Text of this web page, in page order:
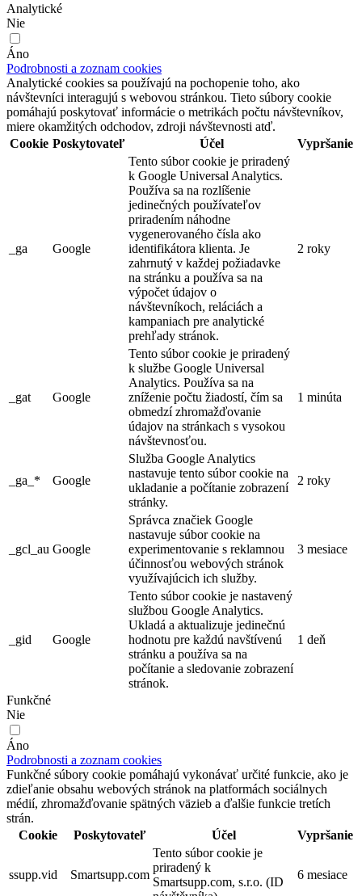
Analytické
Nie
Áno
Podrobnosti a zoznam cookies
Analytické cookies sa používajú na pochopenie toho, ako
návštevníci interagujú s webovou stránkou. Tieto súbory cookie
pomáhajú poskytovať informácie o metrikách počtu návštevníkov,
miere okamžitých odchodov, zdroji návštevnosti atď.
Cookie Poskytovateľ Účel Vypršanie
_ga Google
Tento súbor cookie je priradený
k Google Universal Analytics.
Používa sa na rozlíšenie
jedinečných používateľov
priradením náhodne
vygenerovaného čísla ako
identifikátora klienta. Je
zahrnutý v každej požiadavke
na stránku a používa sa na
výpočet údajov o
návštevníkoch, reláciách a
kampaniach pre analytické
prehľady stránok.
2 roky
_gat Google
Tento súbor cookie je priradený
k službe Google Universal
Analytics. Používa sa na
zníženie počtu žiadostí, čím sa
obmedzí zhromažďovanie
údajov na stránkach s vysokou
návštevnosťou.
1 minúta
_ga_* Google
Služba Google Analytics
nastavuje tento súbor cookie na
ukladanie a počítanie zobrazení
stránky.
2 roky
_gcl_au Google
Správca značiek Google
nastavuje súbor cookie na
experimentovanie s reklamnou
účinnosťou webových stránok
využívajúcich ich služby.
3 mesiace
_gid Google
Tento súbor cookie je nastavený
službou Google Analytics.
Ukladá a aktualizuje jedinečnú
hodnotu pre každú navštívenú
stránku a používa sa na
počítanie a sledovanie zobrazení
stránok.
1 deň
Funkčné
Nie
Áno
Podrobnosti a zoznam cookies
Funkčné súbory cookie pomáhajú vykonávať určité funkcie, ako je
zdieľanie obsahu webových stránok na platformách sociálnych
médií, zhromažďovanie spätných väzieb a ďalšie funkcie tretích
strán.
Cookie
Poskytovateľ Účel Vypršanie
ssupp.vid Smartsupp.com
Tento súbor cookie je
priradený k
Smartsupp.com, s.r.o. (ID
6 mesiace